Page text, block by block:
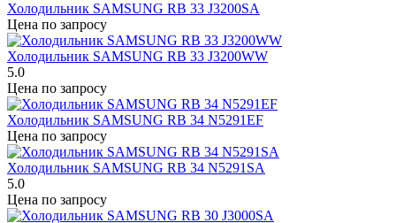
Холодильник SAMSUNG RB 33 J3200SA
Цена по запросу
Холодильник SAMSUNG RB 33 J3200WW
5.0
Цена по запросу
Холодильник SAMSUNG RB 34 N5291EF
Цена по запросу
Холодильник SAMSUNG RB 34 N5291SA
5.0
Цена по запросу